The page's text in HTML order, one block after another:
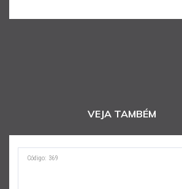
VEJA TAMBÉM
Código: 369